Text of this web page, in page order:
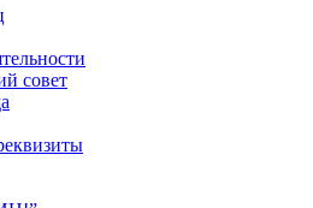
совет